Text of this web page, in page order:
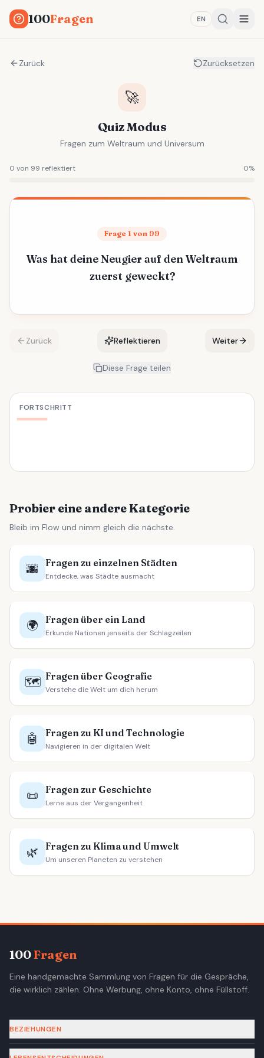
100Fragen EN
Zurück Zurücksetzen
🚀
Quiz Modus
Fragen zum Weltraum und Universum
0 von 99 reflektiert 0%
Frage 1 von 99
Was hat deine Neugier auf den Weltraum
zuerst geweckt?
Zurück Reflektieren Weiter
Diese Frage teilen
FORTSCHRITT
Probier eine andere Kategorie
Bleib im Flow und nimm gleich die nächste.
🌆 Fragen zu einzelnen Städten
Entdecke, was Städte ausmacht
🌍 Fragen über ein Land
Erkunde Nationen jenseits der Schlagzeilen
🗺️ Fragen über Geografie
Verstehe die Welt um dich herum
🤖 Fragen zu KI und Technologie
Navigieren in der digitalen Welt
📜 Fragen zur Geschichte
Lerne aus der Vergangenheit
🌿 Fragen zu Klima und Umwelt
Um unseren Planeten zu verstehen
100Fragen
Eine handgemachte Sammlung von Fragen für die Gespräche,
die wirklich zählen. Ohne Werbung, ohne Konto, ohne Füllstoff.
BEZIEHUNGEN